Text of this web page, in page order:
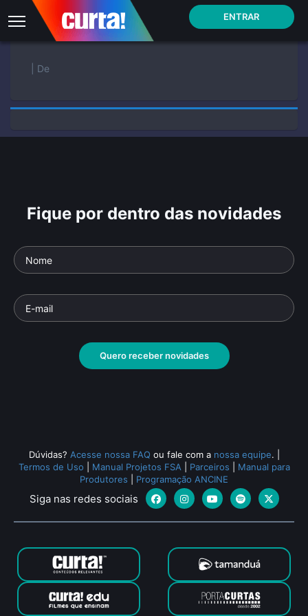
ENTRAR
| De
Fique por dentro das novidades
Quero receber novidades
Dúvidas? Acesse nossa FAQ ou fale com a nossa equipe.
Termos de Uso
Manual Projetos FSA Parceiros
Manual para
Produtores
Programação ANCINE
Siga nas redes sociais